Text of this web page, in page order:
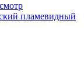
пламевидный